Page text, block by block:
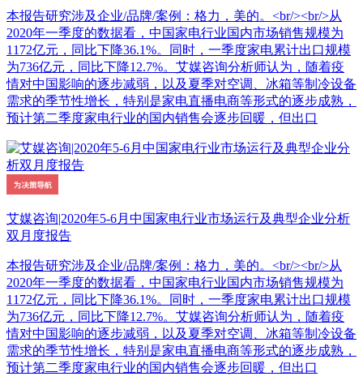
本报告研究涉及企业/品牌/案例：格力，美的。<br/><br/>从
2020年一季度的数据看，中国家电行业国内市场销售规模为
1172亿元，同比下降36.1%。同时，一季度家电累计出口规模
为736亿元，同比下降12.7%。艾媒咨询分析师认为，随着疫
情对中国影响的逐步减弱，以及夏季对空调、冰箱等制冷设备
需求的季节性增长，特别是家电直播电商等形式的逐步成熟，
预计第二季度家电行业的国内销售会逐步回暖，但出口
艾媒咨询|2020年5-6月中国家电行业市场运行及典型企业分析
双月度报告
本报告研究涉及企业/品牌/案例：格力，美的。<br/><br/>从
2020年一季度的数据看，中国家电行业国内市场销售规模为
1172亿元，同比下降36.1%。同时，一季度家电累计出口规模
为736亿元，同比下降12.7%。艾媒咨询分析师认为，随着疫
情对中国影响的逐步减弱，以及夏季对空调、冰箱等制冷设备
需求的季节性增长，特别是家电直播电商等形式的逐步成熟，
预计第二季度家电行业的国内销售会逐步回暖，但出口